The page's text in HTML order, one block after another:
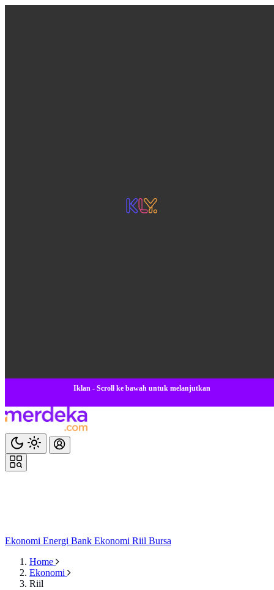
Iklan - Scroll ke bawah untuk melanjutkan
Ekonomi Energi Bank Ekonomi Riil Bursa
Home
Ekonomi
Riil